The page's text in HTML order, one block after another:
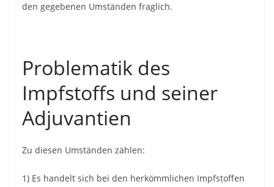
den gegebenen Umständen fraglich.
Problematik des
Impfstoffs und seiner
Adjuvantien
Zu diesen Umständen zählen:
1) Es handelt sich bei den herkömmlichen Impfstoffen